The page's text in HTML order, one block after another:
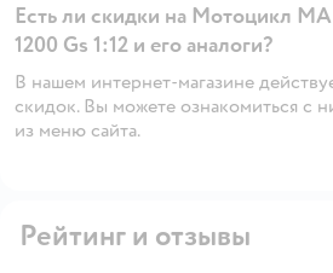
Есть ли скидки на Мотоцикл
1200 Gs 1:12 и его аналоги?
В нашем интернет-магазине
скидок. Вы можете ознакомиться с
из меню сайта.
Рейтинг и отзывы